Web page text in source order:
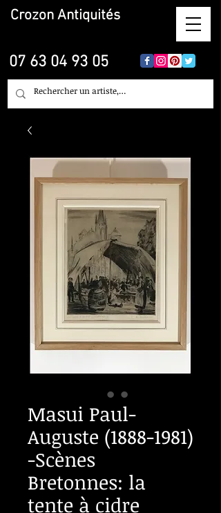
Crozon Antiquités
07 63 04 93 05
Masui Paul-
Auguste (1888-1981)
-Scènes
Bretonnes: la
tente à cidre